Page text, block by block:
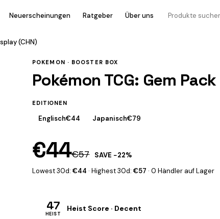
Neuerscheinungen Ratgeber Über uns
(CHN)
POKEMON · BOOSTER BOX
Pokémon TCG: Gem
EDITIONEN
Englisch€44 Japanisch€79
€44€57
SAVE −22%
Lowest 30d: €44 · Highest 30d: €57 · 0 Händler auf Lager
47
HEIST
Heist Score · Decent